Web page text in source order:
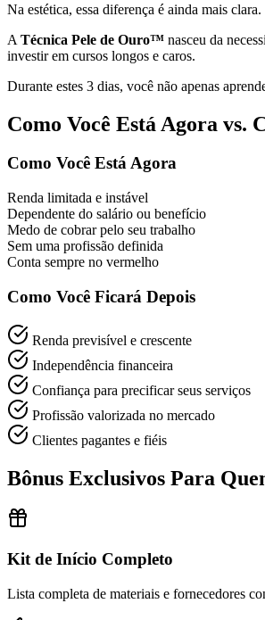
Na estética, essa diferença é ainda mais
A Técnica Pele de Ouro™ nasceu da
investir em cursos longos e caros.
Durante estes 3 dias, você não apenas
Como Você Está Agora vs.
Como Você Está Agora
Renda limitada e instável
Dependente do salário ou benefício
Medo de cobrar pelo seu trabalho
Sem uma profissão definida
Conta sempre no vermelho
Como Você Ficará Depois
Renda previsível e crescente
Independência financeira
Confiança para precificar seus serviços
Profissão valorizada no mercado
Clientes pagantes e fiéis
Bônus Exclusivos Para
Kit de Início Completo
Lista completa de materiais e fornecedores